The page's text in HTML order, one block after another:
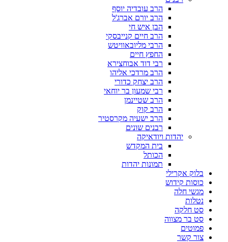
הרב עובדיה יוסף
הרב יורם אברג'ל
הבן איש חי
הרב חיים קנייבסקי
הרבי מליובאוויטש
החפץ חיים
רבי דוד אבוחצירא
הרב מרדכי אליהו
הרב יצחק כדורי
רבי שמעון בר יוחאי
הרב שטיינמן
הרב קוק
הרב ישעיה מקרסטיר
רבנים שונים
יהדות ויודאיקה
בית המקדש
הכותל
תמונות יהדות
בלוק אקרילי
כוסות קידוש
מגשי חלה
נטלות
סט חלקה
סט בר מצווה
פמוטים
צור קשר